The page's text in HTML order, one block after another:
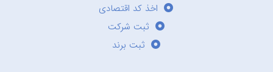
اخذ کد اقتصادی
ثبت شرکت
ثبت برند